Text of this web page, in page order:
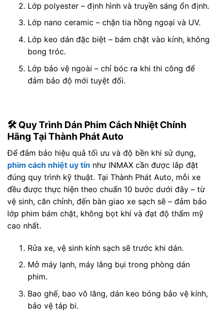
Lớp polyester – định hình và truyền sáng ổn định.
Lớp nano ceramic – chặn tia hồng ngoại và UV.
Lớp keo dán đặc biệt – bám chặt vào kính, không
bong tróc.
Lớp bảo vệ ngoài – chỉ bóc ra khi thi công để
đảm bảo độ mới tuyệt đối.
🛠️ Quy Trình Dán Phim Cách Nhiệt Chính
Hãng Tại Thành Phát Auto
Để đảm bảo hiệu quả tối ưu và độ bền khi sử dụng,
phim cách nhiệt uy tín như INMAX cần được lắp đặt
đúng quy trình kỹ thuật. Tại Thành Phát Auto, mỗi xe
đều được thực hiện theo chuẩn 10 bước dưới đây – từ
vệ sinh, căn chỉnh, đến bàn giao xe sạch sẽ – đảm bảo
lớp phim bám chặt, không bọt khí và đạt độ thẩm mỹ
cao nhất.
Rửa xe, vệ sinh kính sạch sẽ trước khi dán.
Mở máy lạnh, máy lắng bụi trong phòng dán
phim.
Bao ghế, bao vô lăng, dán keo bóng bảo vệ kính,
bảo vệ táp bi.